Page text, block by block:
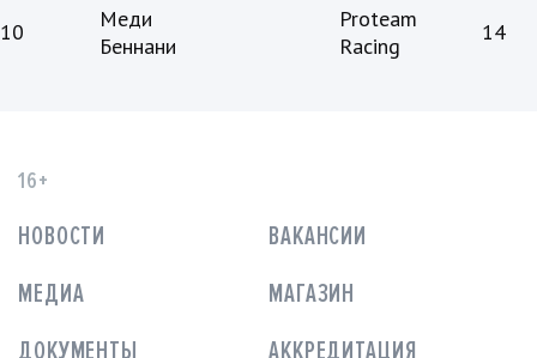
10
Меди
Беннани
Proteam
Racing
14
16+
НОВОСТИ
ВАКАНСИИ
МЕДИА
МАГАЗИН